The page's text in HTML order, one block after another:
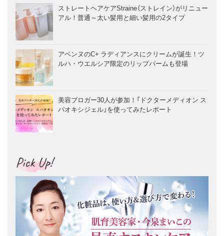
ストレートヘアケアStraine（ストレイン）がリニュー
アル！普通～太い髪用と細い髪用の2タイプ
アベンヌのC+ ラディアンスにクリームが誕生！ツ
ルハ・ウエルシア限定のリップバームも登場
美容ブロガー30人が参加！「ドクターメディオン ス
パオキシジェル」を使ってみたレポート
Pick Up!